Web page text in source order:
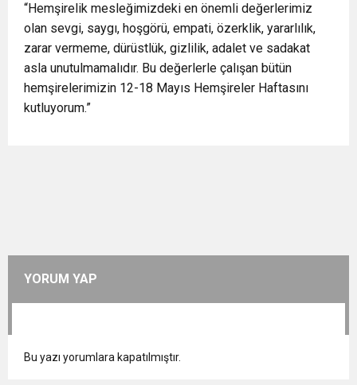
“Hemşirelik mesleğimizdeki en önemli değerlerimiz
olan sevgi, saygı, hoşgörü, empati, özerklik, yararlılık,
zarar vermeme, dürüstlük, gizlilik, adalet ve sadakat
asla unutulmamalıdır. Bu değerlerle çalışan bütün
hemşirelerimizin 12-18 Mayıs Hemşireler Haftasını
kutluyorum.”
YORUM YAP
Bu yazı yorumlara kapatılmıştır.